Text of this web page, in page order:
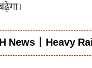
News | Heavy